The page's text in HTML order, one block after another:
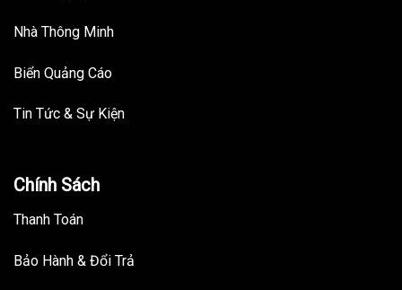
Nhà Thông Minh
Biển Quảng Cáo
Tin Tức & Sự Kiện
Chính Sách
Thanh Toán
Bảo Hành & Đổi Trả